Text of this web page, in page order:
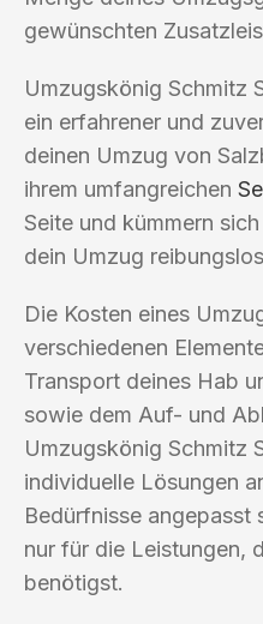
gewünschten
Umzugskönig Schmitz
ein erfahrener und
deinen Umzug von
ihrem umfangreichen
Seite und kümmern
dein Umzug
Die Kosten eines
verschiedenen
Transport deines Hab
sowie dem Auf- und
Umzugskönig Schmitz
individuelle Lösungen
Bedürfnisse angepasst
nur für die Leistungen,
benötigst.